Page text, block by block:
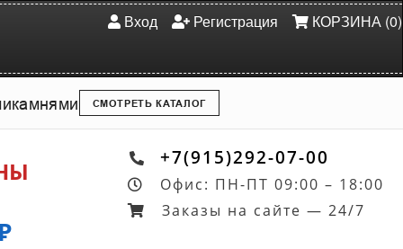
Вход Регистрация КОРЗИНА (0)
камнями СМОТРЕТЬ КАТАЛОГ
+7(915)292-07-00
Офис: ПН-ПТ 09:00 – 18:00
Заказы на сайте — 24/7